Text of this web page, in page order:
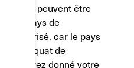
peuvent être
votre pays de
autorisé, car le pays
adéquat de
vous avez donné votre